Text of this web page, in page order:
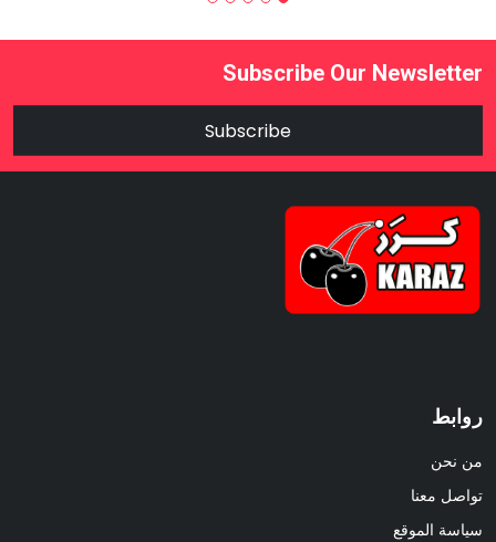
Subscribe Our Newsletter
Subscribe
روابط
من نحن
تواصل معنا
سياسة الموقع